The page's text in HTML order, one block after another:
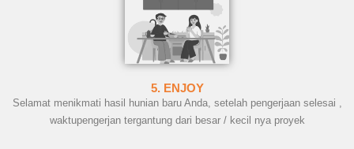
5. ENJOY
Selamat menikmati hasil hunian baru Anda, setelah pengerjaan selesai ,
waktupengerjan tergantung dari besar / kecil nya proyek